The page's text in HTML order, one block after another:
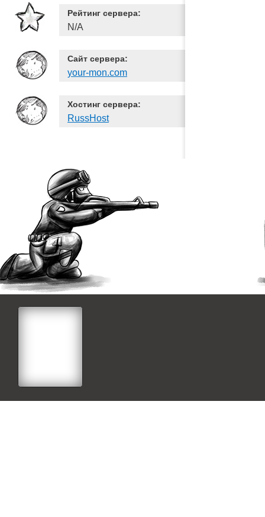
Рейтинг сервера:
N/A
Сайт сервера:
your-mon.com
Хостинг сервера:
RussHost